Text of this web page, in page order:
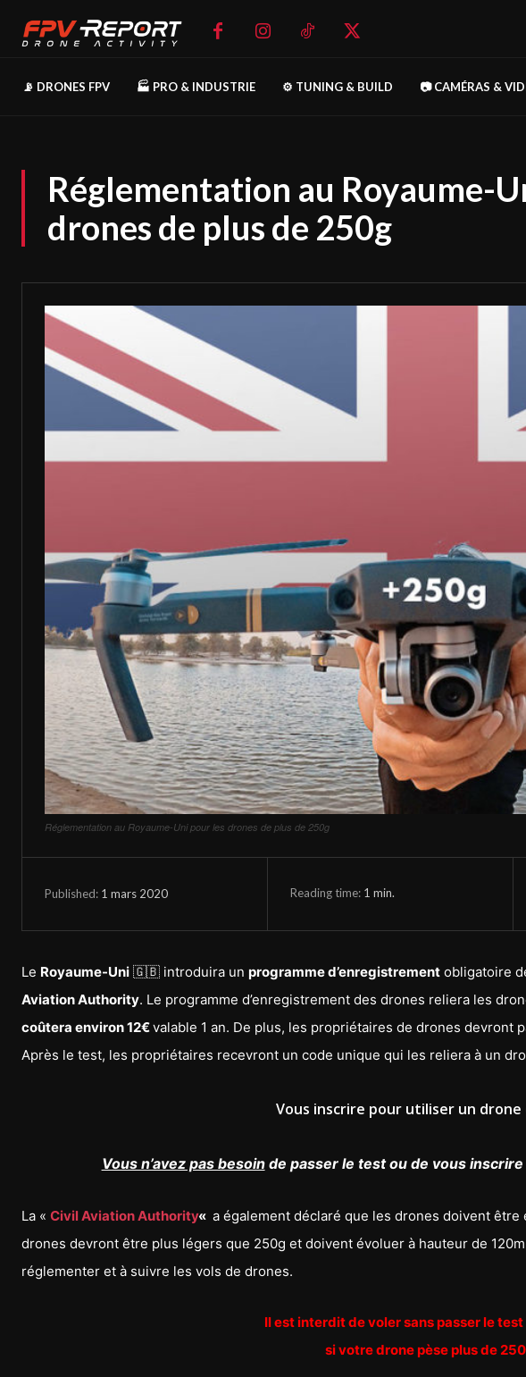
📡 DRONES FPV 🏭 PRO & INDUSTRIE ⚙️ TUNING & BUILD 📷 CAMÉRAS &
Réglementation au Royaume-
drones de plus de 250g
Réglementation au Royaume-Uni pour les drones de plus de 250g
Published: 1 mars 2020 Reading time: 1 min.
Le Royaume-Uni 🇬🇧 introduira un programme d’enregistrement obligatoire
Aviation Authority. Le programme d’enregistrement des drones reliera les
coûtera environ 12€valable 1 an. De plus, les propriétaires de drones devront
Après le test, les propriétaires recevront un code unique qui les reliera à un
Vous inscrire pour utiliser un drone
Vous n’avez pas besoinde passer le test ou de vous
La « Civil Aviation Authority« a également déclaré que les drones doivent être
drones devront être plus légers que 250g et doivent évoluer à hauteur de
réglementer et à suivre les vols de drones.
Il est interdit de voler sans passer le test
si votre drone pèse plus de